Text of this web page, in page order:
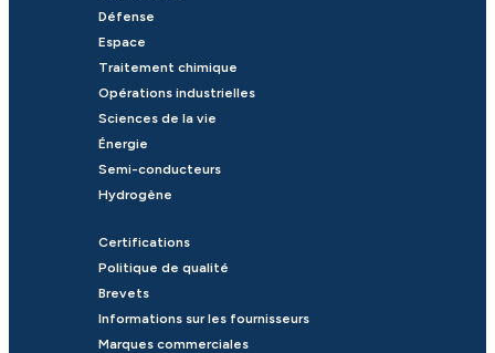
Défense
Espace
Traitement chimique
Opérations industrielles
Sciences de la vie
Énergie
Semi-conducteurs
Hydrogène
Certifications
Politique de qualité
Brevets
Informations sur les fournisseurs
Marques commerciales